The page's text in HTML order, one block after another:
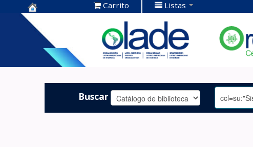
Centro de
Documentación
OLADE -
Carrito Listas
Buscar